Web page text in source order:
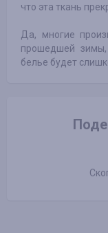
что эта ткань
Да, многие
прошедшей
белье будет